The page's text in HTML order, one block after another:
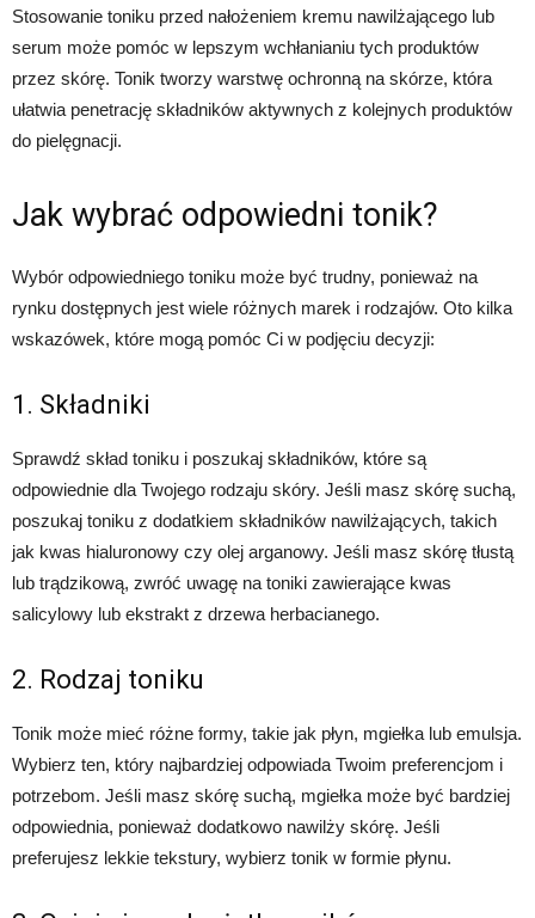
Stosowanie toniku przed nałożeniem kremu nawilżającego lub
serum może pomóc w lepszym wchłanianiu tych produktów
przez skórę. Tonik tworzy warstwę ochronną na skórze, która
ułatwia penetrację składników aktywnych z kolejnych produktów
do pielęgnacji.
Jak wybrać odpowiedni tonik?
Wybór odpowiedniego toniku może być trudny, ponieważ na
rynku dostępnych jest wiele różnych marek i rodzajów. Oto kilka
wskazówek, które mogą pomóc Ci w podjęciu decyzji:
1. Składniki
Sprawdź skład toniku i poszukaj składników, które są
odpowiednie dla Twojego rodzaju skóry. Jeśli masz skórę suchą,
poszukaj toniku z dodatkiem składników nawilżających, takich
jak kwas hialuronowy czy olej arganowy. Jeśli masz skórę tłustą
lub trądzikową, zwróć uwagę na toniki zawierające kwas
salicylowy lub ekstrakt z drzewa herbacianego.
2. Rodzaj toniku
Tonik może mieć różne formy, takie jak płyn, mgiełka lub emulsja.
Wybierz ten, który najbardziej odpowiada Twoim preferencjom i
potrzebom. Jeśli masz skórę suchą, mgiełka może być bardziej
odpowiednia, ponieważ dodatkowo nawilży skórę. Jeśli
preferujesz lekkie tekstury, wybierz tonik w formie płynu.